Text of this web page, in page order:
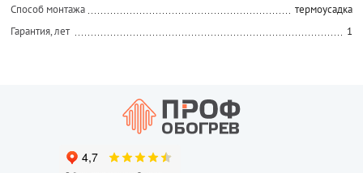
Способ монтажа
термоусадка
Гарантия, лет
1